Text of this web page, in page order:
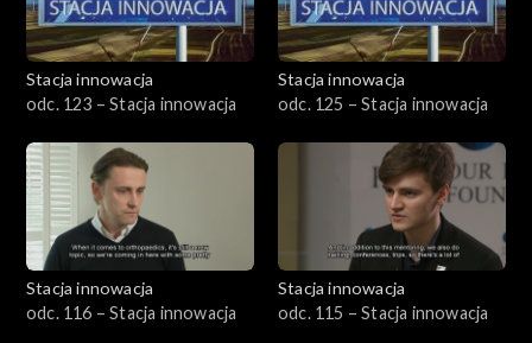
Stacja innowacja
odc. 123 – Stacja innowacja
Stacja innowacja
odc. 125 – Stacja innowacja
Stacja innowacja
odc. 116 – Stacja innowacja
Stacja innowacja
odc. 115 – Stacja innowacja